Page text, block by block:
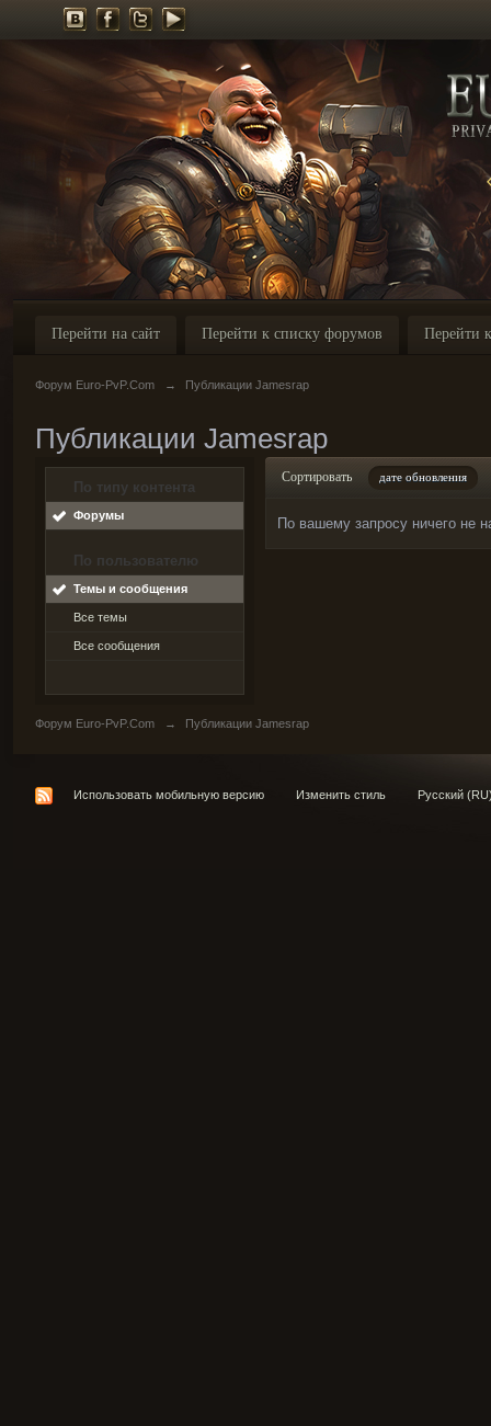
Перейти на сайт Перейти к списку форумов Перейти
Форум Euro-PvP.Com → Публикации Jamesrap
Публикации Jamesrap
По типу контента
Форумы
По пользователю
Темы и сообщения
Все темы
Все сообщения
Сортировать дате обновления
По вашему запросу ничего не
Форум Euro-PvP.Com → Публикации Jamesrap
Использовать мобильную версию Изменить стиль Русский